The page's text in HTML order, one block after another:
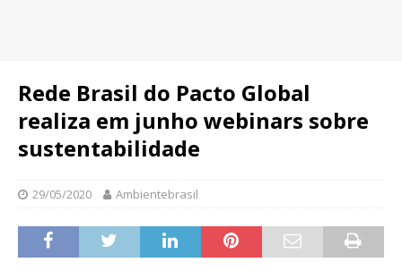
Rede Brasil do Pacto Global
realiza em junho webinars sobre
sustentabilidade
29/05/2020 Ambientebrasil